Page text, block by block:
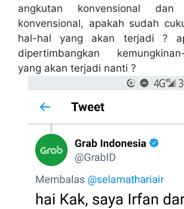
angkutan konvensional
konvensional, apakah sudah
hal-hal yang akan terjadi ?
dipertimbangkan kemungkinan-
yang akan terjadi nanti ?